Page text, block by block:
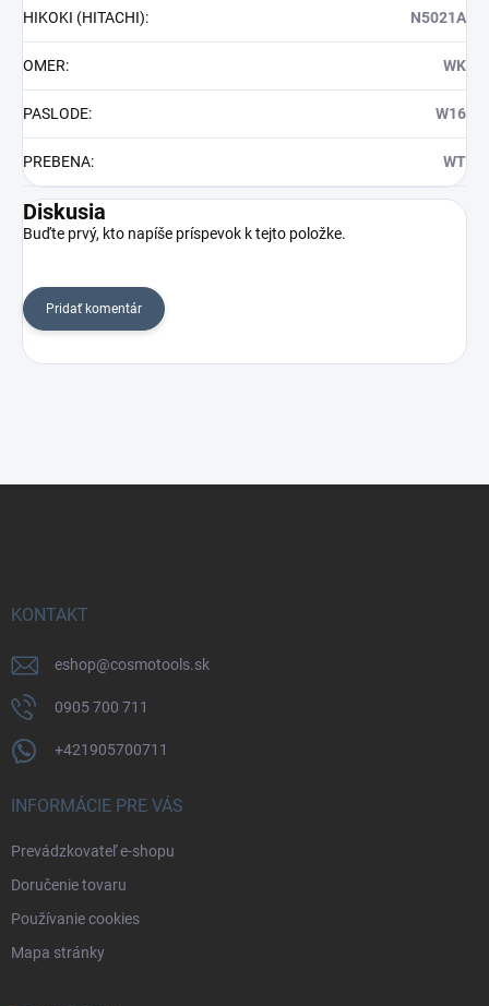
HIKOKI (HITACHI): N5021A
OMER: WK
PASLODE: W16
PREBENA: WT
Diskusia
Buďte prvý, kto napíše príspevok k tejto položke.
Pridať komentár
KONTAKT
eshop@cosmotools.sk
0905 700 711
+421905700711
INFORMÁCIE PRE VÁS
Prevádzkovateľ e-shopu
Doručenie tovaru
Používanie cookies
Mapa stránky